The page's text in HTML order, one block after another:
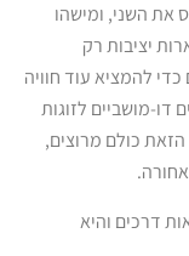
את השני, ומישהו
יציבות רק
להמציא עוד חוויה
מושביים לזוגות
כולם מרוצים,
דרכים והיא